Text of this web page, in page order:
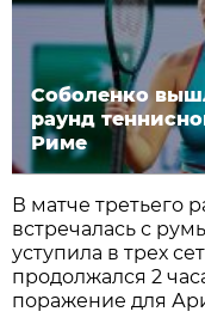
Соболенко
раунд
Риме
В матче третьего
встречалась с
уступила в трех
продолжался 2
поражение для